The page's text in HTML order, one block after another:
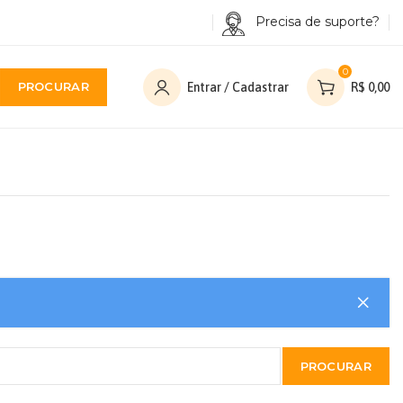
Precisa de suporte?
PROCURAR Entrar / Cadastrar
0
R$ 0,00
PROCURAR